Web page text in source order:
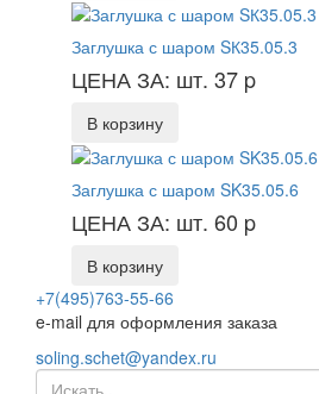
Заглушка с шаром SК35.05.3
ЦЕНА ЗА: шт. 37 p
В корзину
Заглушка с шаром SK35.05.6
ЦЕНА ЗА: шт. 60 p
В корзину
+7(495)763-55-66
e-mail для оформления заказа
soling.schet@yandex.ru